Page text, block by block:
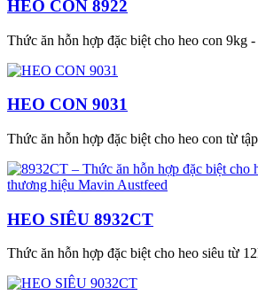
HEO CON 8922
Thức ăn hỗn hợp đặc biệt cho heo con 9kg
HEO CON 9031
Thức ăn hỗn hợp đặc biệt cho heo con từ
HEO SIÊU 8932CT
Thức ăn hỗn hợp đặc biệt cho heo siêu từ